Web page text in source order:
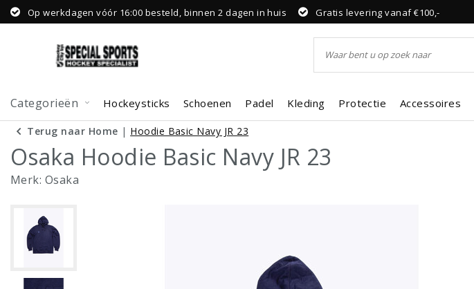
Op werkdagen vóór 16:00 besteld, binnen 2 dagen in huis Gratis levering vanaf €100,-
Categorieën Hockeysticks Schoenen Padel Kleding Protectie Accessoires
Terug naar Home | Hoodie Basic Navy JR 23
Osaka Hoodie Basic Navy JR 23
Merk: Osaka